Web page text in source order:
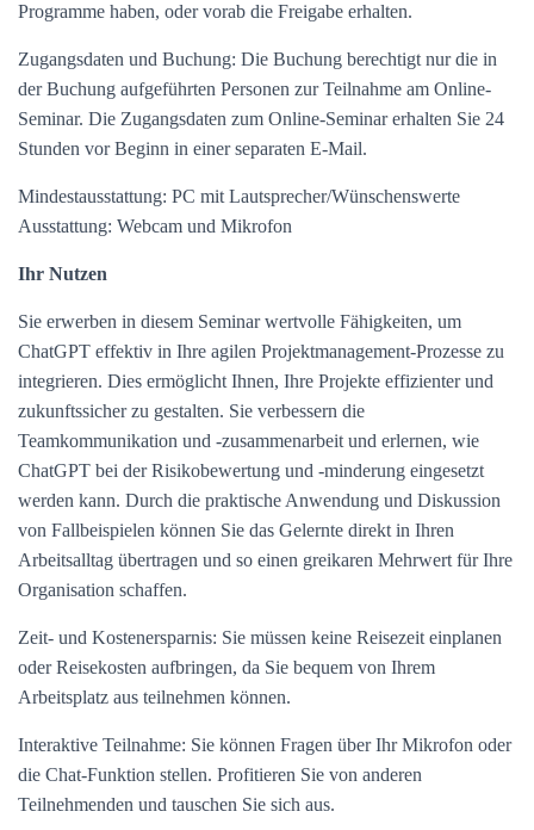
Programme haben, oder vorab die Freigabe erhalten.
Zugangsdaten und Buchung: Die Buchung berechtigt nur die in
der Buchung aufgeführten Personen zur Teilnahme am Online-
Seminar. Die Zugangsdaten zum Online-Seminar erhalten Sie 24
Stunden vor Beginn in einer separaten E-Mail.
Mindestausstattung: PC mit Lautsprecher/Wünschenswerte
Ausstattung: Webcam und Mikrofon
Ihr Nutzen
Sie erwerben in diesem Seminar wertvolle Fähigkeiten, um
ChatGPT effektiv in Ihre agilen Projektmanagement-Prozesse zu
integrieren. Dies ermöglicht Ihnen, Ihre Projekte effizienter und
zukunftssicher zu gestalten. Sie verbessern die
Teamkommunikation und -zusammenarbeit und erlernen, wie
ChatGPT bei der Risikobewertung und -minderung eingesetzt
werden kann. Durch die praktische Anwendung und Diskussion
von Fallbeispielen können Sie das Gelernte direkt in Ihren
Arbeitsalltag übertragen und so einen greikaren Mehrwert für Ihre
Organisation schaffen.
Zeit- und Kostenersparnis: Sie müssen keine Reisezeit einplanen
oder Reisekosten aufbringen, da Sie bequem von Ihrem
Arbeitsplatz aus teilnehmen können.
Interaktive Teilnahme: Sie können Fragen über Ihr Mikrofon oder
die Chat-Funktion stellen. Profitieren Sie von anderen
Teilnehmenden und tauschen Sie sich aus.